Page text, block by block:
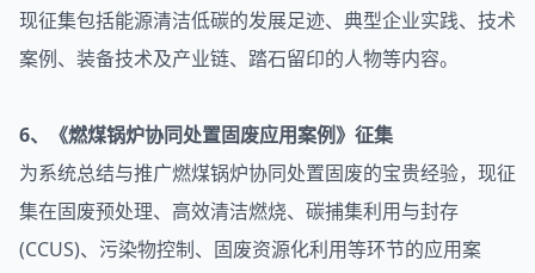
现征集包括能源清洁低碳的发展足迹、典型企业实践、技术
案例、装备技术及产业链、踏石留印的人物等内容。
6、《燃煤锅炉协同处置固废应用案例》征集
为系统总结与推广燃煤锅炉协同处置固废的宝贵经验，现征
集在固废预处理、高效清洁燃烧、碳捕集利用与封存
(CCUS)、污染物控制、固废资源化利用等环节的应用案